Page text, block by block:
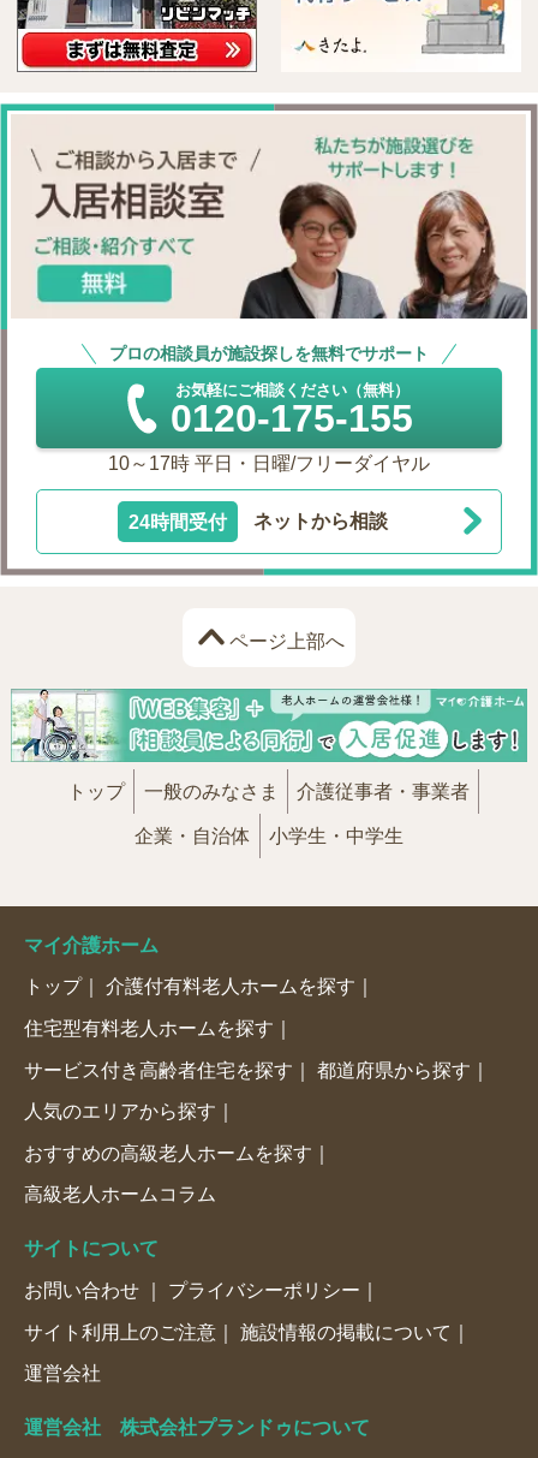
プロの相談員が施設探しを無料でサポート
お気軽にご相談ください（無料）
0120-175-155
10～17時 平日・日曜/フリーダイヤル
24時間受付 ネットから相談
ページ上部へ
トップ 一般のみなさま 介護従事者・事業者
企業・自治体 小学生・中学生
マイ介護ホーム
トップ 介護付有料老人ホームを探す
住宅型有料老人ホームを探す
サービス付き高齢者住宅を探す 都道府県から探す
人気のエリアから探す
おすすめの高級老人ホームを探す
高級老人ホームコラム
サイトについて
お問い合わせ プライバシーポリシー
サイト利用上のご注意 施設情報の掲載について
運営会社
運営会社 株式会社プランドゥについて